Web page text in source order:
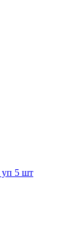
уп 5 шт